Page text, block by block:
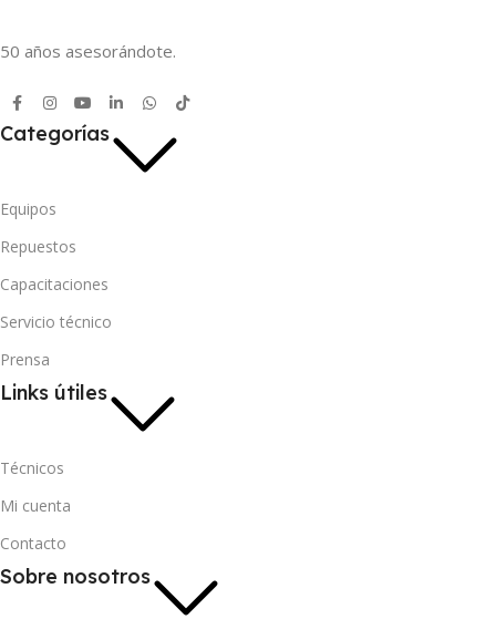
50 años asesorándote.
Categorías
Equipos
Repuestos
Capacitaciones
Servicio técnico
Prensa
Links útiles
Técnicos
Mi cuenta
Contacto
Sobre nosotros